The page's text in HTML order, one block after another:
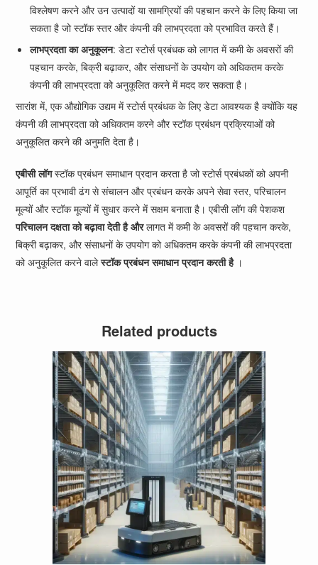
विश्लेषण करने और उन उत्पादों या सामग्रियों की पहचान करने के लिए किया जा
सकता है जो स्टॉक स्तर और कंपनी की लाभप्रदता को प्रभावित करते हैं।
लाभप्रदता का अनुकूलन: डेटा स्टोर्स प्रबंधक को लागत में कमी के अवसरों की
पहचान करके, बिक्री बढ़ाकर, और संसाधनों के उपयोग को अधिकतम करके
कंपनी की लाभप्रदता को अनुकूलित करने में मदद कर सकता है।
सारांश में, एक औद्योगिक उद्यम में स्टोर्स प्रबंधक के लिए डेटा आवश्यक है क्योंकि यह
कंपनी की लाभप्रदता को अधिकतम करने और स्टॉक प्रबंधन प्रक्रियाओं को
अनुकूलित करने की अनुमति देता है।
एबीसी लॉगस्टॉक प्रबंधन समाधान प्रदान करता है जो स्टोर्स प्रबंधकों को अपनी
आपूर्ति का प्रभावी ढंग से संचालन और प्रबंधन करके अपने सेवा स्तर, परिचालन
मूल्यों और स्टॉक मूल्यों में सुधार करने में सक्षम बनाता है। एबीसी लॉग की पेशकश
परिचालन दक्षता को बढ़ावा देती है औरलागत में कमी के अवसरों की पहचान करके,
बिक्री बढ़ाकर, और संसाधनों के उपयोग को अधिकतम करके कंपनी की लाभप्रदता
को अनुकूलित करने वालेस्टॉक प्रबंधन समाधान प्रदान करती है।
Related products